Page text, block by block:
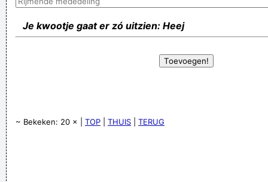
Je kwootje gaat er zó uitzien: Heej
~ Bekeken: 20 × | TOP THUIS TERUG